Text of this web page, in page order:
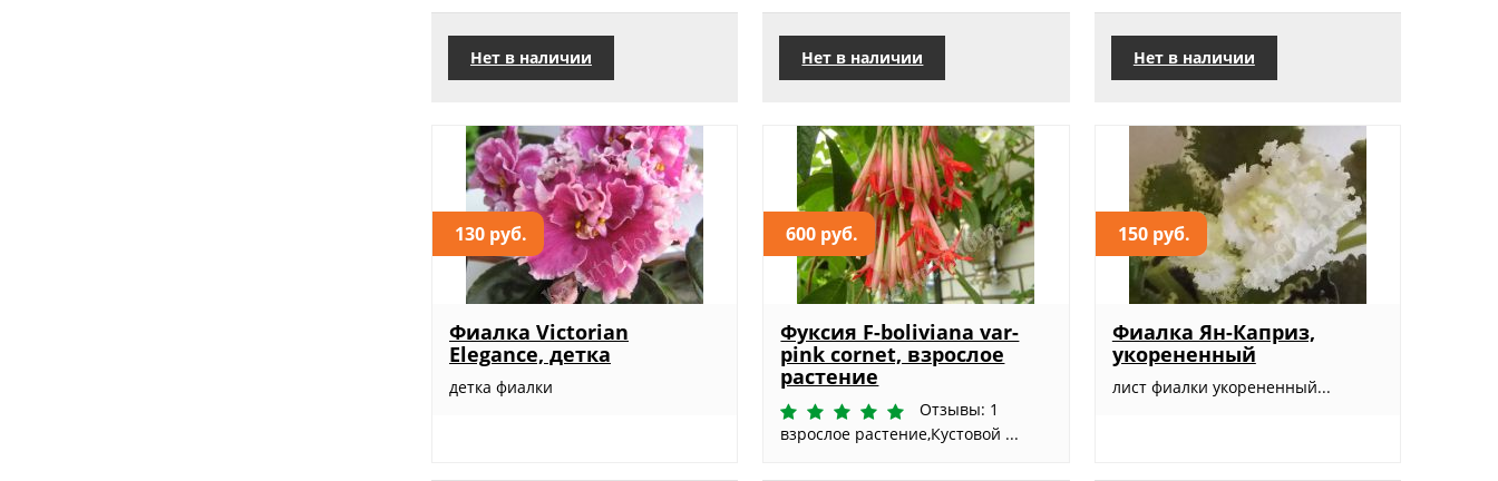
Нет в наличии Нет в наличии Нет в наличии
130 руб.
Фиалка Victorian
Elegance, детка
детка фиалки
600 руб.
Фуксия F-boliviana var-
pink cornet, взрослое
растение
Отзывы: 1
взрослое растение,Кустовой ...
150 руб.
Фиалка Ян-Каприз,
укорененный
лист фиалки укорененный...